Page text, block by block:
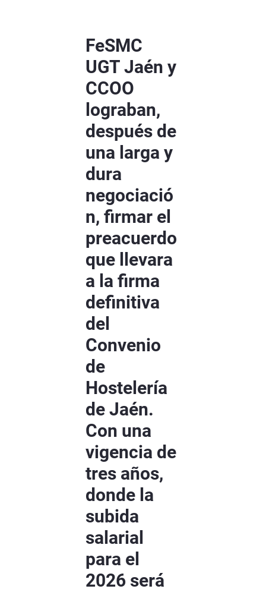
FeSMC
UGT Jaén y
CCOO
lograban,
después de
una larga y
dura
negociació
n, firmar el
preacuerdo
que llevara
a la firma
definitiva
del
Convenio
de
Hostelería
de Jaén.
Con una
vigencia de
tres años,
donde la
subida
salarial
para el
2026 será